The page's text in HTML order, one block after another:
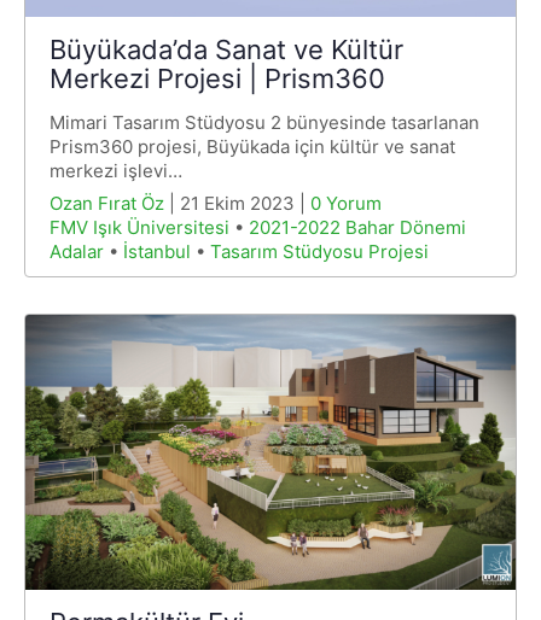
Büyükada’da Sanat ve Kültür
Merkezi Projesi | Prism360
Mimari Tasarım Stüdyosu 2 bünyesinde tasarlanan
Prism360 projesi, Büyükada için kültür ve sanat
merkezi işlevi…
Ozan Fırat Öz | 21 Ekim 2023 | 0 Yorum
FMV Işık Üniversitesi • 2021-2022 Bahar Dönemi
Adalar • İstanbul • Tasarım Stüdyosu Projesi